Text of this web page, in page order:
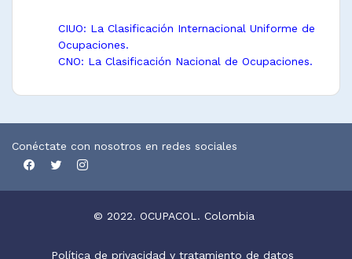
CIUO: La Clasificación Internacional Uniforme de
Ocupaciones.
CNO: La Clasificación Nacional de Ocupaciones.
Conéctate con nosotros en redes sociales
© 2022. OCUPACOL. Colombia
Política de privacidad y tratamiento de datos